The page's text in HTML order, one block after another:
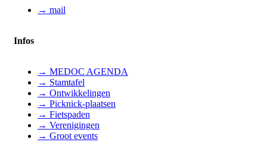
→ mail
Infos
→ MEDOC AGENDA
→ Stamtafel
→ Ontwikkelingen
→ Picknick-plaatsen
→ Fietspaden
→ Verenigingen
→ Groot events